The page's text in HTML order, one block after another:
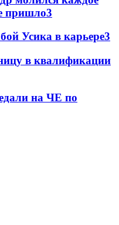
пришло3
Усика в карьере3
в квалификации
на ЧЕ по